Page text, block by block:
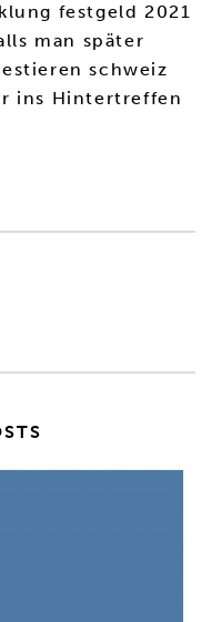
festgeld 2021
man später
schweiz
ins Hintertreffen